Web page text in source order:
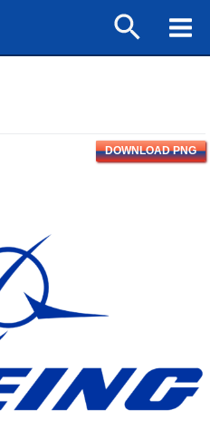
Buscar
DOWNLOAD PNG